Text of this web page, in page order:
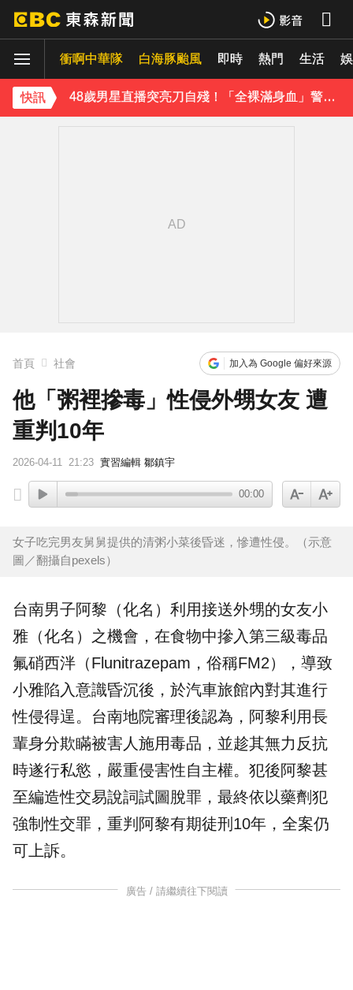
衝啊中華隊 白海豚颱風 即時 熱門 生活
快訊
《理財達人秀》X 安聯投信免費講座報名中！搶先卡位 2027
48歲男星直播突亮刀自殘！「全裸滿身血」警急破門 家屬發聲曝現況
遭前夫割頸脅迫！「兇版李毓芬」陷養套殺慘賠2000萬 2度遇感情詐騙
首頁 社會 加入為 Google 偏好來源
他「粥裡摻毒」性侵外甥女友 遭
重判10年
2026-04-11 21:23 實習編輯 鄒鎮宇
00:00
女子吃完男友舅舅提供的清粥小菜後昏迷，慘遭性侵。（示意
圖／翻攝自pexels）
台南男子阿黎（化名）利用接送外甥的女友小
雅（化名）之機會，在食物中摻入第三級毒品
氟硝西泮（Flunitrazepam，俗稱FM2），導致
小雅陷入意識昏沉後，於汽車旅館內對其進行
性侵得逞。台南地院審理後認為，阿黎利用長
輩身分欺瞞被害人施用毒品，並趁其無力反抗
時遂行私慾，嚴重侵害性自主權。犯後阿黎甚
至編造性交易說詞試圖脫罪，最終依以藥劑犯
強制性交罪，重判阿黎有期徒刑10年，全案仍
可上訴。
廣告 / 請繼續往下閱讀